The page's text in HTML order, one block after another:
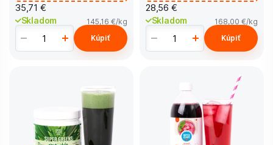
35,71 €
Skladom 145,16 €/kg
Kúpiť
28,56 €
Skladom 168,00 €/kg
Kúpiť